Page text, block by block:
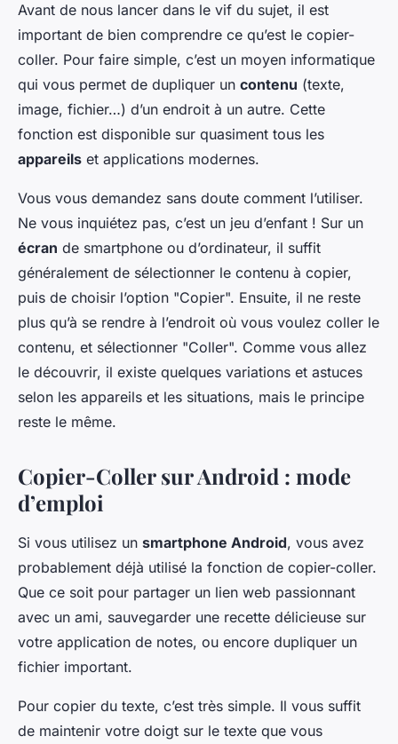
Avant de nous lancer dans le vif du sujet, il est
important de bien comprendre ce qu’est le copier-
coller. Pour faire simple, c’est un moyen informatique
qui vous permet de dupliquer un contenu (texte,
image, fichier…) d’un endroit à un autre. Cette
fonction est disponible sur quasiment tous les
appareils et applications modernes.
Vous vous demandez sans doute comment l’utiliser.
Ne vous inquiétez pas, c’est un jeu d’enfant ! Sur un
écran de smartphone ou d’ordinateur, il suffit
généralement de sélectionner le contenu à copier,
puis de choisir l’option "Copier". Ensuite, il ne reste
plus qu’à se rendre à l’endroit où vous voulez coller le
contenu, et sélectionner "Coller". Comme vous allez
le découvrir, il existe quelques variations et astuces
selon les appareils et les situations, mais le principe
reste le même.
Copier-Coller sur Android : mode
d’emploi
Si vous utilisez un smartphone Android, vous avez
probablement déjà utilisé la fonction de copier-coller.
Que ce soit pour partager un lien web passionnant
avec un ami, sauvegarder une recette délicieuse sur
votre application de notes, ou encore dupliquer un
fichier important.
Pour copier du texte, c’est très simple. Il vous suffit
de maintenir votre doigt sur le texte que vous